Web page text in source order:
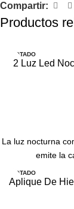
Compartir:
Productos
AGOTADO
2 Luz Led
La luz nocturna
emite la
AGOTADO
Aplique De